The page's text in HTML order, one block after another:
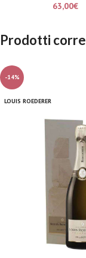
63,00€
Prodotti
-14%
LOUIS ROEDERER